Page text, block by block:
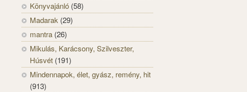
Könyvajánló (58)
Madarak (29)
mantra (26)
Mikulás, Karácsony, Szilveszter,
Húsvét (191)
Mindennapok, élet, gyász, remény, hit
(913)